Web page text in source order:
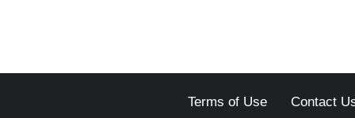
Terms of Use Contact